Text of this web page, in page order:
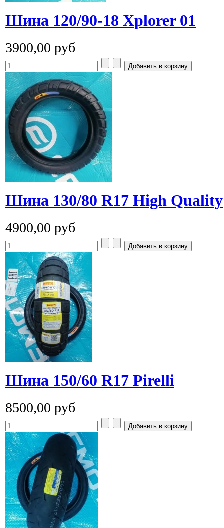
Шина 120/90-18 Xplorer 01
3900,00 руб
Шина 130/80 R17 High Quality
4900,00 руб
Шина 150/60 R17 Pirelli
8500,00 руб